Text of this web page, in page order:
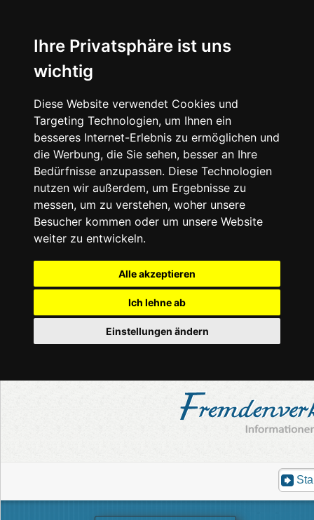
Ihre Privatsphäre ist uns
wichtig
Diese Website verwendet Cookies und
Targeting Technologien, um Ihnen ein
besseres Internet-Erlebnis zu ermöglichen und
die Werbung, die Sie sehen, besser an Ihre
Bedürfnisse anzupassen. Diese Technologien
nutzen wir außerdem, um Ergebnisse zu
messen, um zu verstehen, woher unsere
Besucher kommen oder um unsere Website
weiter zu entwickeln.
Alle akzeptieren
Ich lehne ab
Einstellungen ändern